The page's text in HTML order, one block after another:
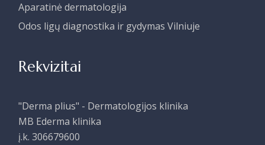
Aparatinė dermatologija
Odos ligų diagnostika ir gydymas Vilniuje
Rekvizitai
"Derma plius" - Dermatologijos klinika
MB Ederma klinika
į.k. 306679600